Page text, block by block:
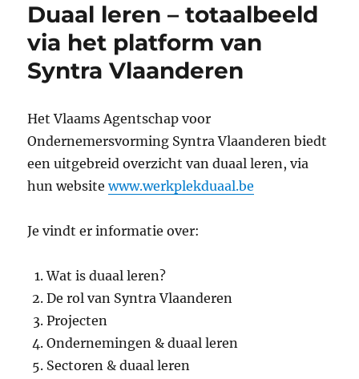
Duaal leren – totaalbeeld
via het platform van
Syntra Vlaanderen
Het Vlaams Agentschap voor
Ondernemersvorming Syntra Vlaanderen biedt
een uitgebreid overzicht van duaal leren, via
hun websitewww.werkplekduaal.be
Je vindt er informatie over:
Wat is duaal leren?
De rol van Syntra Vlaanderen
Projecten
Ondernemingen & duaal leren
Sectoren & duaal leren